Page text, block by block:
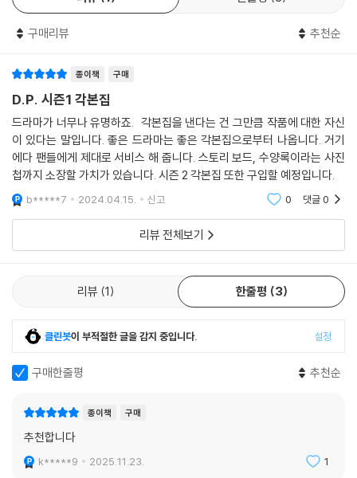
한국 시리즈로는 유일하게 [D.P.]를 2021년 최고의 인터내셔널 TV쇼 T
현대 사회를 대변한 [D.P.]는 올해 가장 빛나는 한국 드라마 시리즈” (Rea
dy Steady Cut), “처음부터 끝까지 한결같이 뛰어난 연기, 화려한 촬영
으로 군대 내 폭력을 조명하려는 대담한 의지가 돋보이는 작품” (NME)이
라며 [D.P.]가 비단 한국뿐 아니라 모든 사회에 부합되는 이야기임을 피
력, 뜨거운 호평을 남겼다.
정해인, 구교환, 김성균, 손석구 등 캐릭터를 마치 실제 존재하는 인물처럼
생생하게 화면에 옮겨놓은 배우들의 호연으로도 화제가 되었던 [D.P.]. 이
번에 발간되는 ‘D.P. 시즌1 각본집’에는 실제 촬영에 사용한 최종고 시나리
오와 스토리보드 하이라이트, 극 중 공간 미술 자료까지 풍성하게 담겼다.
게 이해할 수 있는 가이드와도 같은 에세이, 김혜선 작가의 김보통 작가와
한준희 감독의 대담도 독점 수록되어 있다. 특히 이번 책에는 각본집을 통
려웠던 100여 컷이라는 풍성한 분량으로 수록되어 보는 즐거움을 더한다.
[구성]
- 총 6화 전회차 각본 무삭제 수록
- 각본집 최초 공개 스틸 사진 100여 컷 수록
- 하이라이트신 스토리보드 & 미술 자료 수록
- 김보통 작가 X 한준희 감독 대담 독점 수록 (인터뷰: 김혜선)
구매리뷰 추천순
종이책 구매
D.P. 시즌1 각본집
드라마가 너무나 유명하죠. 각본집을 낸다는 건 그만큼 작품에 대한 자신
이 있다는 말입니다. 좋은 드라마는 좋은 각본집으로부터 나옵니다. 거기
에다 팬들에게 제대로 서비스 해 줍니다. 스토리 보드, 수양록이라는 사진
첩까지 소장할 가치가 있습니다. 시즌 2 각본집 또한 구입할 예정입니다.
b*****7 2024.04.15. 신고 0 댓글0
리뷰 전체보기
리뷰 1 한줄평 3
클린봇이 부적절한 글을 감지 중입니다. 설정
구매한줄평 추천순
종이책 구매
추천합니다
k*****9 2025.11.23. 1